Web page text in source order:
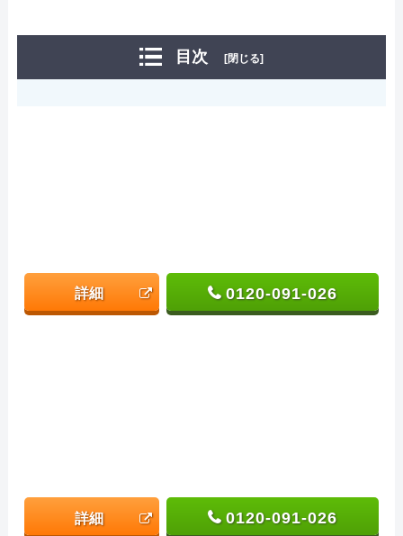
目次 [閉じる]
詳細 0120-091-026
詳細 0120-091-026